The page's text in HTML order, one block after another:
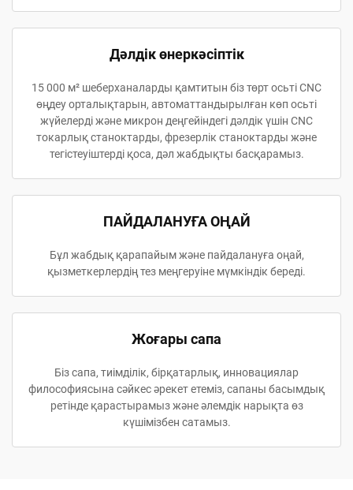
Дәлдік өнеркәсіптік
15 000 м² шеберханаларды қамтитын біз төрт осьті CNC
өңдеу орталықтарын, автоматтандырылған көп осьті
жүйелерді және микрон деңгейіндегі дәлдік үшін CNC
токарлық станоктарды, фрезерлік станоктарды және
тегістеуіштерді қоса, дәл жабдықты басқарамыз.
ПАЙДАЛАНУҒА ОҢАЙ
Бұл жабдық қарапайым және пайдалануға оңай,
қызметкерлердің тез меңгеруіне мүмкіндік береді.
Жоғары сапа
Біз сапа, тиімділік, бірқатарлық, инновациялар
философиясына сәйкес әрекет етеміз, сапаны басымдық
ретінде қарастырамыз және әлемдік нарықта өз
күшімізбен сатамыз.